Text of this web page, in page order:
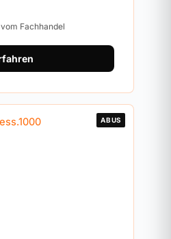
Fachhandel
ABUS